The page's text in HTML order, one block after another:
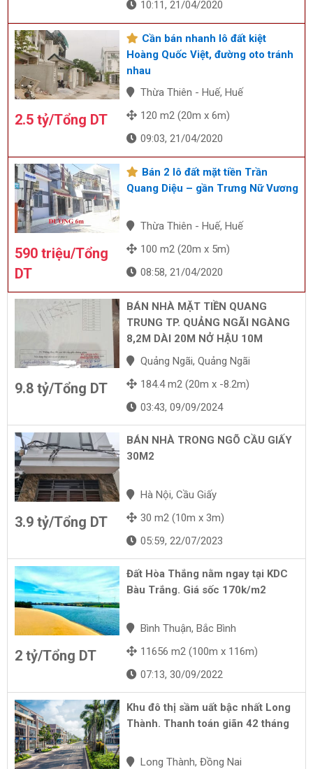
10:11, 21/04/2020
2.5 tỷ/Tổng DT
Cần bán nhanh lô đất kiệt
Hoàng Quốc Việt, đường oto tránh
nhau
Thừa Thiên - Huế, Huế
120 m2 (20m x 6m)
09:03, 21/04/2020
590 triệu/Tổng
DT
Bán 2 lô đất mặt tiền Trần
Quang Diệu – gần Trưng Nữ Vương
Thừa Thiên - Huế, Huế
100 m2 (20m x 5m)
08:58, 21/04/2020
9.8 tỷ/Tổng DT
BÁN NHÀ MẶT TIỀN QUANG
TRUNG TP. QUẢNG NGÃI NGÀNG
8,2M DÀI 20M NỞ HẬU 10M
Quảng Ngãi, Quảng Ngãi
184.4 m2 (20m x -8.2m)
03:43, 09/09/2024
3.9 tỷ/Tổng DT
BÁN NHÀ TRONG NGÕ CẦU GIẤY
30M2
Hà Nội, Cầu Giấy
30 m2 (10m x 3m)
05:59, 22/07/2023
2 tỷ/Tổng DT
Đất Hòa Thắng nằm ngay tại KDC
Bàu Trắng. Giá sốc 170k/m2
Bình Thuận, Bắc Bình
11656 m2 (100m x 116m)
07:13, 30/09/2022
Khu đô thị sầm uất bậc nhất Long
Thành. Thanh toán giãn 42 tháng
Long Thành, Đồng Nai